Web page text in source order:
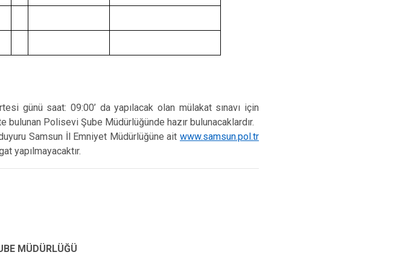
günü saat: 09:00’ da yapılacak olan mülakat sınavı için
bulunan Polisevi Şube Müdürlüğünde hazır bulunacaklardır.
Samsun İl Emniyet Müdürlüğüne ait www.samsun.pol.tr
yapılmayacaktır.
MÜDÜRLÜĞÜ